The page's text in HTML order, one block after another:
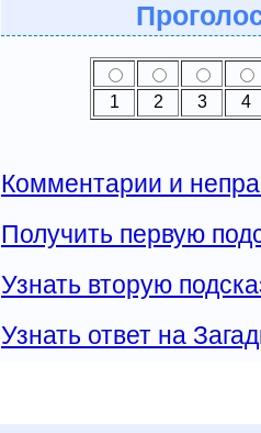
1 2 3 4
Комментарии и
Получить первую
Узнать вторую
Узнать ответ на